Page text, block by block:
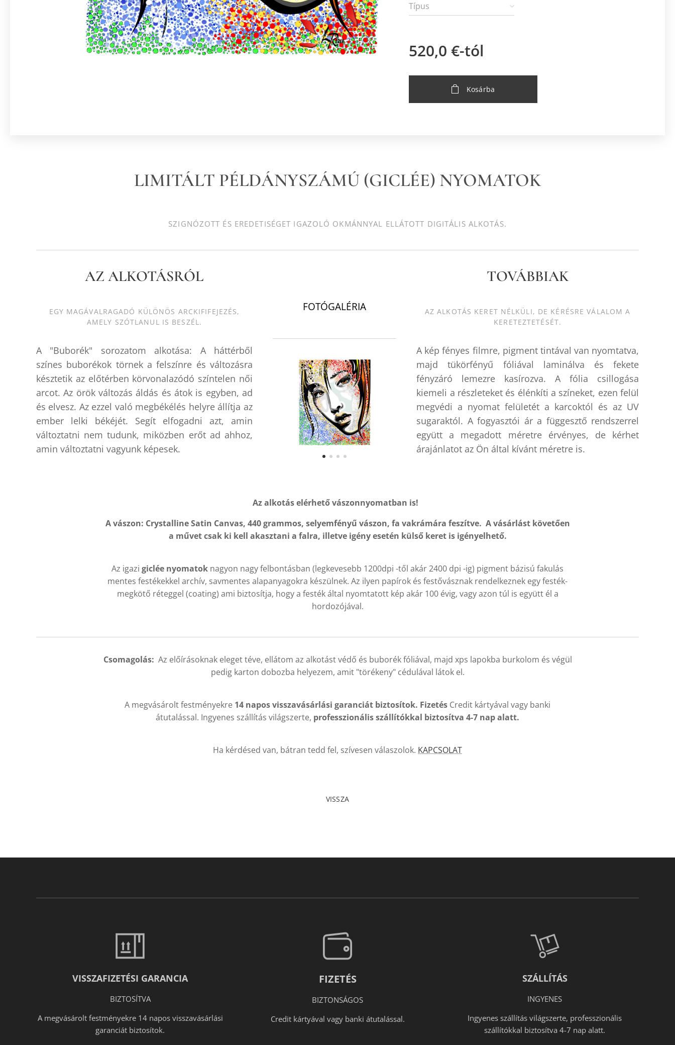
Típus
520,0 €-tól
Kosárba
LIMITÁLT PÉLDÁNYSZÁMÚ (GICLÉE) NYOMATOK
SZIGNÓZOTT ÉS EREDETISÉGET IGAZOLÓ OKMÁNNYAL ELLÁTOTT DIGITÁLIS ALKOTÁS.
AZ ALKOTÁSRÓL
EGY MAGÁVALRAGADÓ KÜLÖNÖS ARCKIFIFEJEZÉS,
AMELY SZÓTLANUL IS BESZÉL.
A "Buborék" sorozatom alkotása: A háttérből
színes buborékok törnek a felszínre és változásra
késztetik az előtérben körvonalazódó színtelen női
arcot. Az örök változás áldás és átok is egyben, ad
és elvesz. Az ezzel való megbékélés helyre állítja az
ember lelki békéjét. Segít elfogadni azt, amin
változtatni nem tudunk, miközben erőt ad ahhoz,
amin változtatni vagyunk képesek.
FOTÓGALÉRIA
TOVÁBBIAK
AZ ALKOTÁS KERET NÉLKÜLI, DE KÉRÉSRE VÁLALOM A
KERETEZTETÉSÉT.
A kép fényes filmre, pigment tintával van nyomtatva,
majd tükörfényű fóliával laminálva és fekete
fényzáró lemezre kasírozva. A fólia csillogása
kiemeli a részleteket és élénkíti a színeket, ezen felül
megvédi a nyomat felületét a karcoktól és az UV
sugaraktól. A fogyasztói ár a függesztő rendszerrel
együtt a megadott méretre érvényes, de kérhet
árajánlatot az Ön által kívánt méretre is.
Az alkotás elérhető vászonnyomatban is!
A vászon: Crystalline Satin Canvas, 440 grammos, selyemfényű vászon, fa vakrámára feszítve. A vásárlást követően
a művet csak ki kell akasztani a falra, illetve igény esetén külső keret is igényelhető.
Az igazi giclée nyomatok nagyon nagy felbontásban (legkevesebb 1200dpi -től akár 2400 dpi -ig) pigment bázisú fakulás
mentes festékekkel archív, savmentes alapanyagokra készülnek. Az ilyen papírok és festővásznak rendelkeznek egy festék-
megkötő réteggel (coating) ami biztosítja, hogy a festék által nyomtatott kép akár 100 évig, vagy azon túl is együtt él a
hordozójával.
Csomagolás: Az előírásoknak eleget téve, ellátom az alkotást védő és buborék fóliával, majd xps lapokba burkolom és végül
pedig karton dobozba helyezem, amit "törékeny" cédulával látok el.
A megvásárolt festményekre 14 napos visszavásárlási garanciát biztosítok. Fizetés Credit kártyával vagy banki
átutalással. Ingyenes szállítás világszerte, professzionális szállítókkal biztosítva 4-7 nap alatt.
Ha kérdésed van, bátran tedd fel, szívesen válaszolok. KAPCSOLAT
VISSZA
VISSZAFIZETÉSI GARANCIA
BIZTOSÍTVA
A megvásárolt festményekre 14 napos visszavásárlási
garanciát biztosítok.
FIZETÉS
BIZTONSÁGOS
Credit kártyával vagy banki átutalással.
SZÁLLÍTÁS
INGYENES
Ingyenes szállítás világszerte, professzionális
szállítókkal biztosítva 4-7 nap alatt.